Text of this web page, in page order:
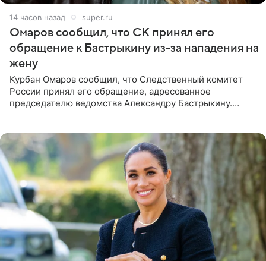
14 часов назад super.ru
Омаров сообщил, что СК принял его
обращение к Бастрыкину из-за нападения на
жену
Курбан Омаров сообщил, что Следственный комитет
России принял его обращение, адресованное
председателю ведомства Александру Бастрыкину.